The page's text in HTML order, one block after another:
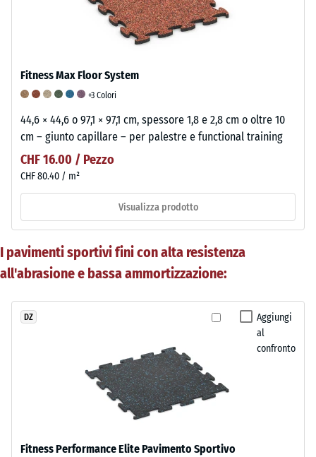
Fitness Max Floor System
+3 Colori
44,6 × 44,6 o 97,1 × 97,1 cm, spessore 1,8 e 2,8 cm o oltre 10
cm – giunto capillare – per palestre e functional training
CHF 16.00 / Pezzo
CHF 80.40 / m²
Visualizza prodotto
I pavimenti sportivi fini con alta resistenza
all'abrasione e bassa ammortizzazione:
Aggiungi
al
confronto
DZ
Fitness Performance Elite Pavimento Sportivo